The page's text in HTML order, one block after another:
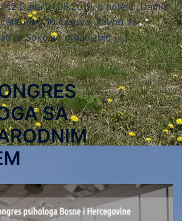
Dana 21.06.2019. u hotelu „Damis“
u 10 časova, Zavod za
Sokolac organizuje […]
SA